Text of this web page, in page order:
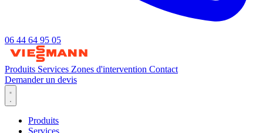
06 44 64 95 05
Produits Services Zones d'intervention Contact
Demander un devis
Produits
Services